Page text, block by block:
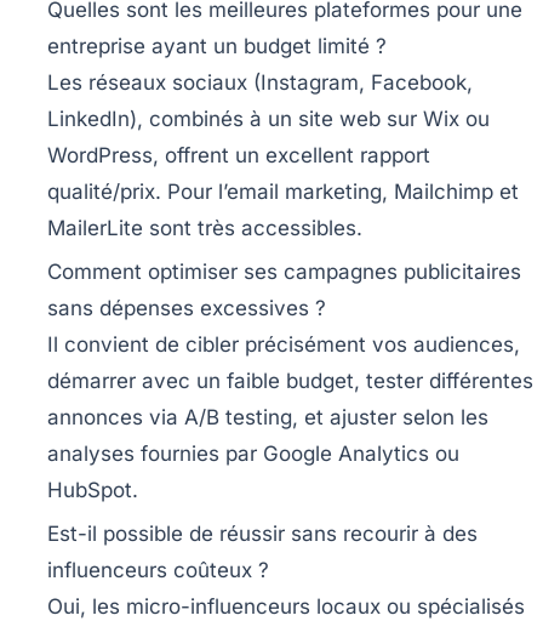
Quelles sont les meilleures plateformes pour une
entreprise ayant un budget limité ?
Les réseaux sociaux (Instagram, Facebook,
LinkedIn), combinés à un site web sur Wix ou
WordPress, offrent un excellent rapport
qualité/prix. Pour l’email marketing, Mailchimp et
MailerLite sont très accessibles.
Comment optimiser ses campagnes publicitaires
sans dépenses excessives ?
Il convient de cibler précisément vos audiences,
démarrer avec un faible budget, tester différentes
annonces via A/B testing, et ajuster selon les
analyses fournies par Google Analytics ou
HubSpot.
Est-il possible de réussir sans recourir à des
influenceurs coûteux ?
Oui, les micro-influenceurs locaux ou spécialisés